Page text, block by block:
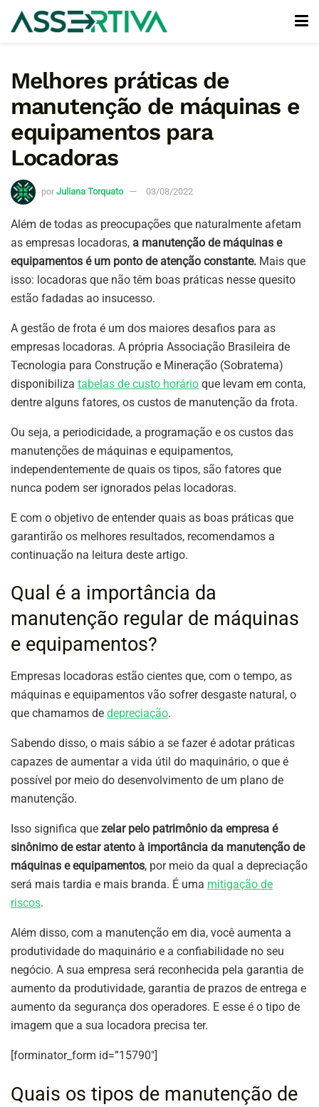
Melhores práticas de
manutenção de máquinas e
equipamentos para
Locadoras
por Juliana Torquato 03/08/2022
Além de todas as preocupações que naturalmente afetam
as empresas locadoras, a manutenção de máquinas e
equipamentos é um ponto de atenção constante. Mais que
isso: locadoras que não têm boas práticas nesse quesito
estão fadadas ao insucesso.
A gestão de frota é um dos maiores desafios para as
empresas locadoras. A própria Associação Brasileira de
Tecnologia para Construção e Mineração (Sobratema)
disponibiliza tabelas de custo horário que levam em conta,
dentre alguns fatores, os custos de manutenção da frota.
Ou seja, a periodicidade, a programação e os custos das
manutenções de máquinas e equipamentos,
independentemente de quais os tipos, são fatores que
nunca podem ser ignorados pelas locadoras.
E com o objetivo de entender quais as boas práticas que
garantirão os melhores resultados, recomendamos a
continuação na leitura deste artigo.
Qual é a importância da
manutenção regular de máquinas
e equipamentos?
Empresas locadoras estão cientes que, com o tempo, as
máquinas e equipamentos vão sofrer desgaste natural, o
que chamamos de depreciação.
Sabendo disso, o mais sábio a se fazer é adotar práticas
capazes de aumentar a vida útil do maquinário, o que é
possível por meio do desenvolvimento de um plano de
manutenção.
Isso significa que zelar pelo patrimônio da empresa é
sinônimo de estar atento à importância da manutenção de
máquinas e equipamentos, por meio da qual a depreciação
será mais tardia e mais branda. É uma mitigação de
riscos.
Além disso, com a manutenção em dia, você aumenta a
produtividade do maquinário e a confiabilidade no seu
negócio. A sua empresa será reconhecida pela garantia de
aumento da produtividade, garantia de prazos de entrega e
aumento da segurança dos operadores. E esse é o tipo de
imagem que a sua locadora precisa ter.
[forminator_form id=”15790″]
Quais os tipos de manutenção de